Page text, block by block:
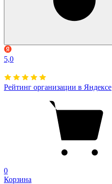
5,0
Рейтинг организации в Яндексе
0
Корзина